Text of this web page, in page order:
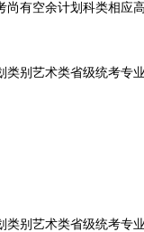
有空余计划科类相应
别艺术类省级统考专
别艺术类省级统考专